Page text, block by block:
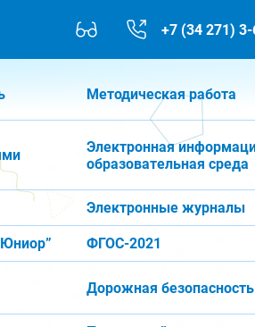
+7 (34 271)
Методическая работа
Электронная
образовательная среда
Электронные журналы
ФГОС-2021
Дорожная безопасность